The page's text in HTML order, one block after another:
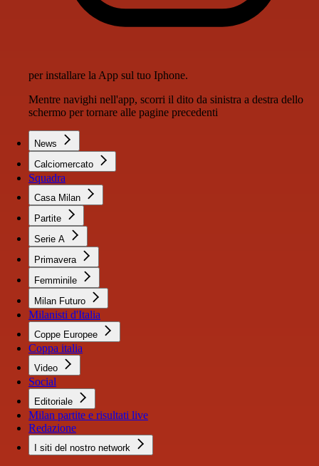
per installare la App sul tuo Iphone.
Mentre navighi nell'app, scorri il dito da sinistra a destra dello
schermo per tornare alle pagine precedenti
News
Calciomercato
Squadra
Casa Milan
Partite
Serie A
Primavera
Femminile
Milan Futuro
Milanisti d'Italia
Coppe Europee
Coppa italia
Video
Social
Editoriale
Milan partite e risultati live
Redazione
I siti del nostro network